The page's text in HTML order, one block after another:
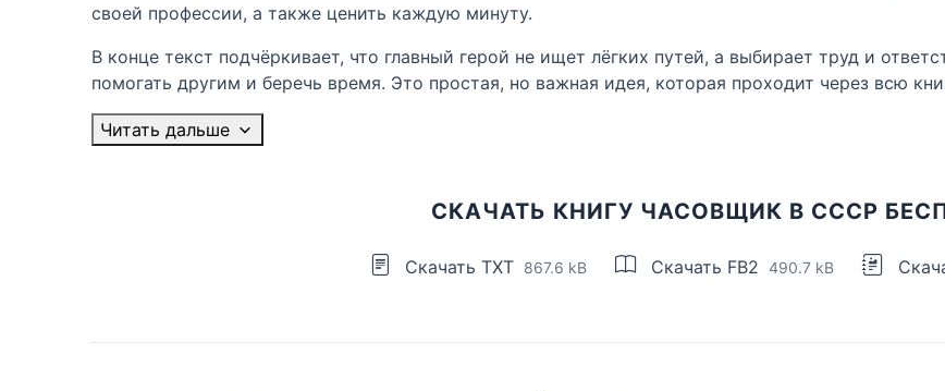
своей профессии, а также ценить каждую минуту.
В конце текст подчёркивает, что главный герой не ищет лёгких путей, а выбирает труд и
помогать другим и беречь время. Это простая, но важная идея, которая проходит через всю
Читать дальше
СКАЧАТЬ КНИГУ ЧАСОВЩИК В СССР
Скачать TXT 867.6 kB Скачать FB2 490.7 kB